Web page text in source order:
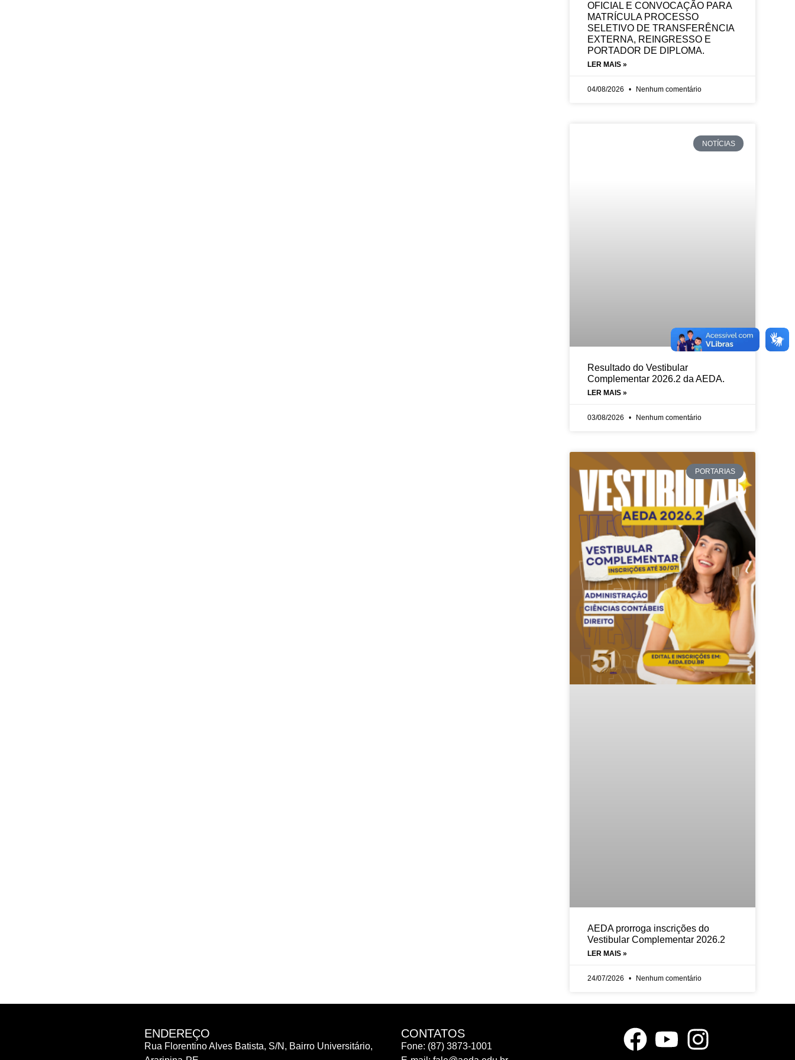
OFICIAL E CONVOCAÇÃO PARA
MATRÍCULA PROCESSO
SELETIVO DE TRANSFERÊNCIA
EXTERNA, REINGRESSO E
PORTADOR DE DIPLOMA.
LER MAIS »
04/08/2026 Nenhum comentário
NOTÍCIAS
Resultado do Vestibular
Complementar 2026.2 da AEDA.
LER MAIS »
03/08/2026 Nenhum comentário
PORTARIAS
AEDA prorroga inscrições do
Vestibular Complementar 2026.2
LER MAIS »
24/07/2026 Nenhum comentário
ENDEREÇO
Rua Florentino Alves Batista, S/N, Bairro Universitário,
CONTATOS
Fone: (87) 3873-1001